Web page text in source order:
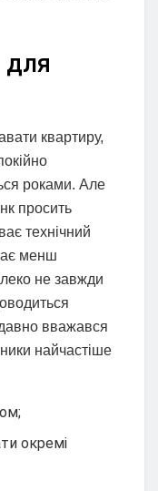
для
квартиру,
роками. Але
просить
технічний
менш
не завжди
вважався
найчастіше
окремі